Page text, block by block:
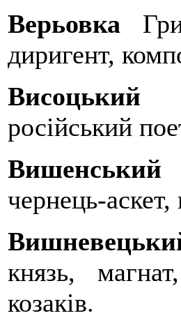
Верьовка
диригент,
Висоцький
російський
Вишенський
чернець-
князь,
козаків.